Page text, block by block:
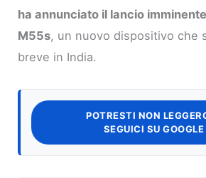
ha annunciato il lancio
M55s, un nuovo dispositivo che
breve in India.
POTRESTI NON
SEGUICI SU